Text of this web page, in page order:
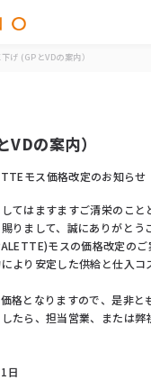
げ (GPとVDの案内）
の案内）
モス価格改定のお知らせ
てはますますご清栄のこと
りまして、誠にありがとう
モスの価格改定のご
より安定した供給と仕入コ
格となりますので、是非と
たら、担当営業、または弊
日